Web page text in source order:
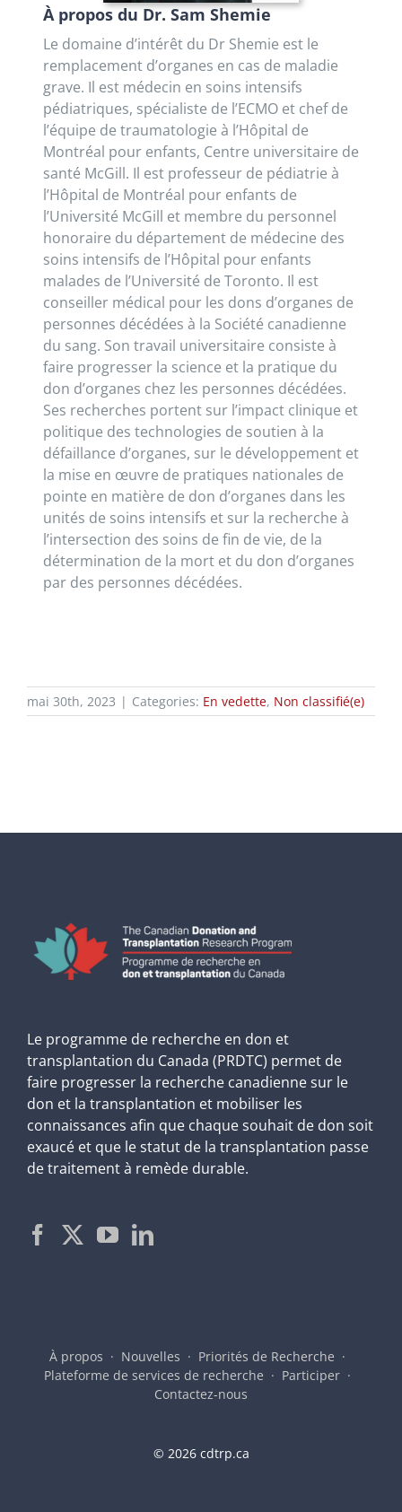
À propos du Dr. Sam Shemie
Le domaine d’intérêt du Dr Shemie est le
remplacement d’organes en cas de maladie
grave. Il est médecin en soins intensifs
pédiatriques, spécialiste de l’ECMO et chef de
l’équipe de traumatologie à l’Hôpital de
Montréal pour enfants, Centre universitaire de
santé McGill. Il est professeur de pédiatrie à
l’Hôpital de Montréal pour enfants de
l’Université McGill et membre du personnel
honoraire du département de médecine des
soins intensifs de l’Hôpital pour enfants
malades de l’Université de Toronto. Il est
conseiller médical pour les dons d’organes de
personnes décédées à la Société canadienne
du sang. Son travail universitaire consiste à
faire progresser la science et la pratique du
don d’organes chez les personnes décédées.
Ses recherches portent sur l’impact clinique et
politique des technologies de soutien à la
défaillance d’organes, sur le développement et
la mise en œuvre de pratiques nationales de
pointe en matière de don d’organes dans les
unités de soins intensifs et sur la recherche à
l’intersection des soins de fin de vie, de la
détermination de la mort et du don d’organes
par des personnes décédées.
mai 30th, 2023 | Categories: En vedette, Non classifié(e)
Le programme de recherche en don et
transplantation du Canada (PRDTC) permet de
faire progresser la recherche canadienne sur le
don et la transplantation et mobiliser les
connaissances afin que chaque souhait de don soit
exaucé et que le statut de la transplantation passe
de traitement à remède durable.
À propos Nouvelles
Priorités de Recherche
Plateforme de services de recherche
Participer
Contactez-nous
© 2026 cdtrp.ca